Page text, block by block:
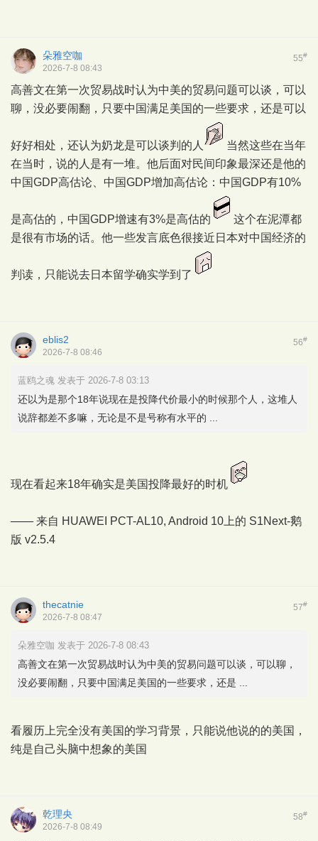
55#
朵雅空咖
2026-7-8 08:43
高善文在第一次贸易战时认为中美的贸易问题可以谈，可以
聊，没必要闹翻，只要中国满足美国的一些要求，还是可以
好好相处，还认为奶龙是可以谈判的人
当然这些在当年
在当时，说的人是有一堆。他后面对民间印象最深还是他的
中国GDP高估论、中国GDP增加高估论：中国GDP有10%
是高估的，中国GDP增速有3%是高估的
这个在泥潭都
是很有市场的话。他一些发言底色很接近日本对中国经济的
判读，只能说去日本留学确实学到了
56#
eblis2
2026-7-8 08:46
蓝鸥之魂 发表于 2026-7-8 03:13
还以为是那个18年说现在是投降代价最小的时候那个人，这堆人
说辞都差不多嘛，无论是不是号称有水平的 ...
现在看起来18年确实是美国投降最好的时机
—— 来自 HUAWEI PCT-AL10, Android 10上的 S1Next-鹅
版 v2.5.4
57#
thecatnie
2026-7-8 08:47
朵雅空咖 发表于 2026-7-8 08:43
高善文在第一次贸易战时认为中美的贸易问题可以谈，可以聊，
没必要闹翻，只要中国满足美国的一些要求，还是 ...
看履历上完全没有美国的学习背景，只能说他说的的美国，
纯是自己头脑中想象的美国
58#
乾理央
2026-7-8 08:49